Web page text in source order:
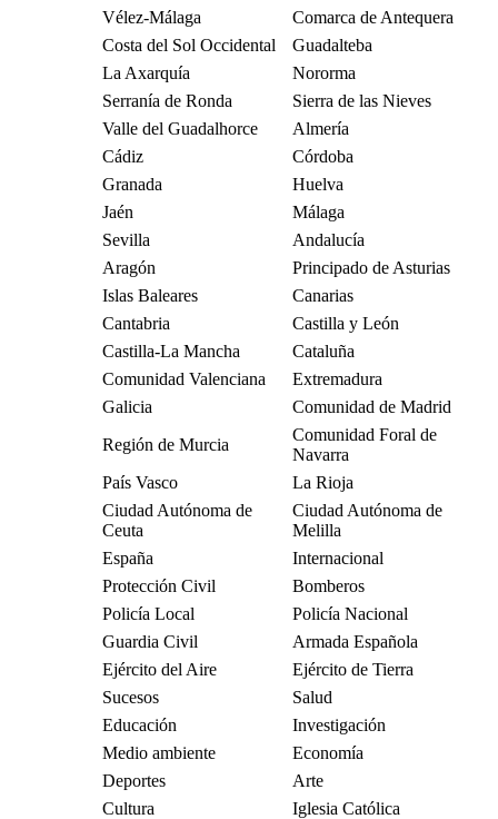
Vélez-Málaga
Comarca de Antequera
Costa del Sol Occidental
Guadalteba
La Axarquía
Nororma
Serranía de Ronda
Sierra de las Nieves
Valle del Guadalhorce
Almería
Cádiz
Córdoba
Granada
Huelva
Jaén
Málaga
Sevilla
Andalucía
Aragón
Principado de Asturias
Islas Baleares
Canarias
Cantabria
Castilla y León
Castilla-La Mancha
Cataluña
Comunidad Valenciana
Extremadura
Galicia
Comunidad de Madrid
Región de Murcia
Comunidad Foral de
Navarra
País Vasco
La Rioja
Ciudad Autónoma de
Ceuta
Ciudad Autónoma de
Melilla
España
Internacional
Protección Civil
Bomberos
Policía Local
Policía Nacional
Guardia Civil
Armada Española
Ejército del Aire
Ejército de Tierra
Sucesos
Salud
Educación
Investigación
Medio ambiente
Economía
Deportes
Arte
Cultura
Iglesia Católica